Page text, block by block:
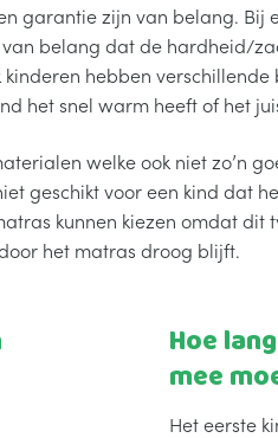
garantie zijn van belang. Bij
belang dat de hardheid/
hebben verschillende
het snel warm heeft of het
welke ook niet zo’n
geschikt voor een kind dat
kunnen kiezen omdat dit
het matras droog blijft.
Hoe
mee
Het eerste